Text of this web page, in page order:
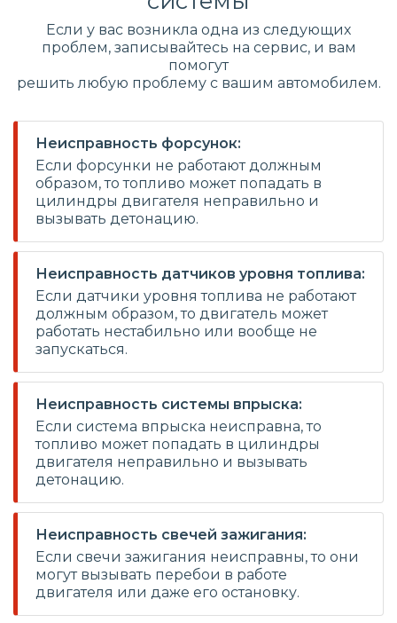
Если у вас возникла одна из следующих
проблем, записывайтесь на сервис, и вам
помогут
решить любую проблему с вашим автомобилем.
Неисправность форсунок:
Если форсунки не работают должным
образом, то топливо может попадать в
цилиндры двигателя неправильно и
вызывать детонацию.
Неисправность датчиков уровня топлива:
Если датчики уровня топлива не работают
должным образом, то двигатель может
работать нестабильно или вообще не
запускаться.
Неисправность системы впрыска:
Если система впрыска неисправна, то
топливо может попадать в цилиндры
двигателя неправильно и вызывать
детонацию.
Неисправность свечей зажигания:
Если свечи зажигания неисправны, то они
могут вызывать перебои в работе
двигателя или даже его остановку.